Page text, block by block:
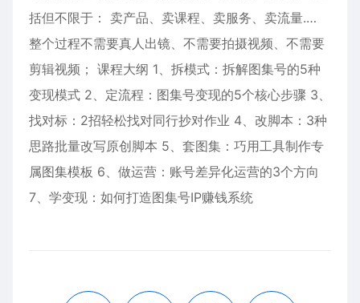
括但不限于： 卖产品、卖课程、卖服务、卖流量.…
整个过程不需要真人出镜、不需要拍摄视频、不需要
剪辑视频； 课程大纲 1、拆模式：拆解图集号的5种
变现模式 2、定流程：图集号变现的5个核心步骤 3、
找对标：2招轻松找对同行抄对作业 4、改脚本：3种
思路批量改写原创脚本 5、套图集：巧用工具制作专
属图集模板 6、做运营：账号差异化运营的3个方向
7、学变现：如何打造图集号IP赚钱系统